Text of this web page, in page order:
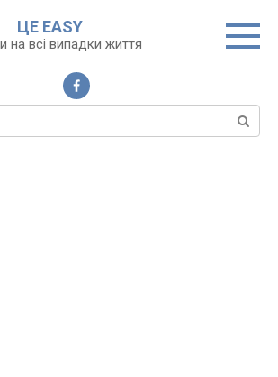
ЦЕ EASY
на всі випадки життя